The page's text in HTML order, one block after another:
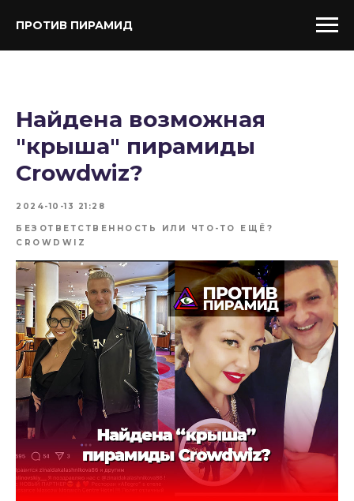
ПРОТИВ ПИРАМИД
Найдена возможная
"крыша" пирамиды
Crowdwiz?
2024-10-13 21:28
БЕЗОТВЕТСТВЕННОСТЬ ИЛИ ЧТО-ТО ЕЩЁ?
CROWDWIZ